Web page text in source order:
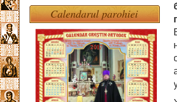
Calendarul parohiei